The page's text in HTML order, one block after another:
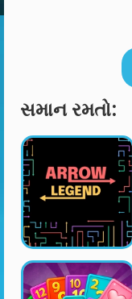
સમાન રમતો: